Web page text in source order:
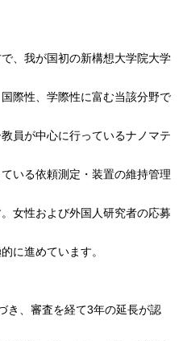
、我が国初の新構想大学院大学
際性、学際性に富む当該分野で
員が中心に行っているナノマテ
いる依頼測定・装置の維持管理
女性および外国人研究者の応募
に進めています。
き、審査を経て3年の延長が認